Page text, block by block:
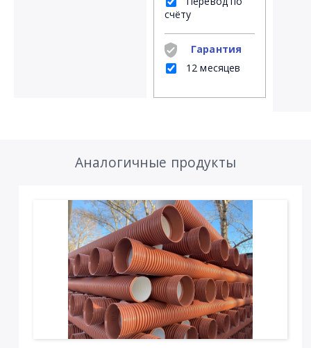
счёту
Гарантия
12 месяцев
Аналогичные продукты